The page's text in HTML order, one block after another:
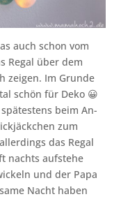
auch schon vom
Regal über dem
zeigen. Im Grunde
schön für Deko 😀
beim An-
zum
das Regal
nachts aufstehe
und der Papa
Nacht haben